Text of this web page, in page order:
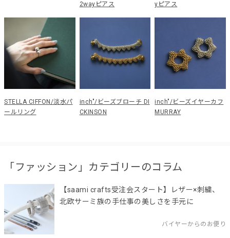
2wayピアス
yピアス
STELLA CIFFON/淡水パ
ールリング
inch"/ビーズブローチ DI
CKINSON
inch"/ビーズイヤーカフ
MURRAY
「ファッション」カテゴリーのコラム
【saami crafts受注会スタート】レザー×刺繍、
北欧サーミ族の手仕事の美しさを手元に
バイヤーからのお便り